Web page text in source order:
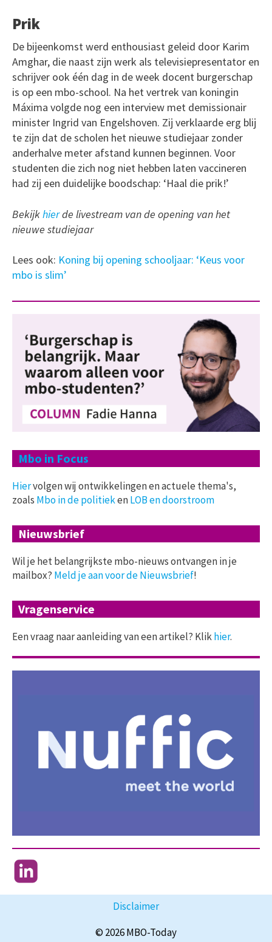
Prik
De bijeenkomst werd enthousiast geleid door Karim
Amghar, die naast zijn werk als televisiepresentator en
schrijver ook één dag in de week docent burgerschap
is op een mbo-school. Na het vertrek van koningin
Máxima volgde nog een interview met demissionair
minister Ingrid van Engelshoven. Zij verklaarde erg blij
te zijn dat de scholen het nieuwe studiejaar zonder
anderhalve meter afstand kunnen beginnen. Voor
studenten die zich nog niet hebben laten vaccineren
had zij een duidelijke boodschap: ‘Haal die prik!’
Bekijkhierde livestream van de opening van het
nieuwe studiejaar
Lees ook: Koning bij opening schooljaar: ‘Keus voor
mbo is slim’
Mbo in Focus
Hiervolgen wij ontwikkelingen en actuele thema's,
zoals Mbo in de politiekenLOB en doorstroom
Nieuwsbrief
Wil je het belangrijkste mbo-nieuws ontvangen in je
mailbox? Meld je aan voor de Nieuwsbrief!
Vragenservice
Een vraag naar aanleiding van een artikel? Klikhier.
Disclaimer
© 2026 MBO-Today